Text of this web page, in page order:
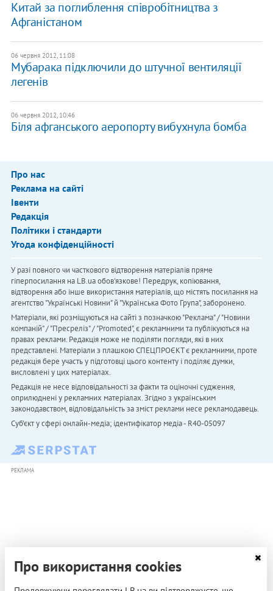
Китай за поглиблення співробітництва з
Афганістаном
06 червня 2012, 11:08
Мубарака підключили до штучної вентиляції
легенів
06 червня 2012, 10:46
Біля афганського аеропорту вибухнула бомба
Про нас
Реклама на сайті
Івенти
Редакція
Політики і стандарти
Угода конфіденційності
У разі повного чи часткового відтворення матеріалів пряме
гіперпосилання на LB.ua обов'язкове! Передрук, копіювання,
відтворення або інше використання матеріалів, що містять посилання на
агентство "Українськi Новини" й "Українська Фото Група", заборонено.
Матеріали, які розміщуються на сайті з позначкою "Реклама" / "Новини
компаній" / "Пресреліз" / "Promoted", є рекламними та публікуються на
правах реклами. Редакція може не поділяти погляди, які в них
представлені. Матеріали з плашкою СПЕЦПРОЄКТ є рекламними, проте
редакція бере участь у підготовці цього контенту і поділяє думки,
висловлені у цих матеріалах.
Редакція не несе відповідальності за факти та оціночні судження,
оприлюднені у рекламних матеріалах. Згідно з українським
законодавством, відповідальність за зміст реклами несе рекламодавець.
Cуб'єкт у сфері онлайн-медіа; ідентифікатор медіа - R40-05097
РЕКЛАМА
Про використання cookies